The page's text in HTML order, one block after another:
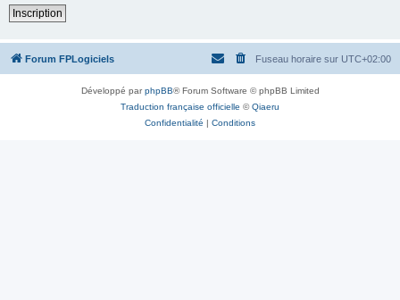
Inscription
Forum FPLogiciels Fuseau horaire sur UTC+02:00
Développé parphpBB® Forum Software © phpBB Limited
Traduction française officielle ©Qiaeru
Confidentialité | Conditions